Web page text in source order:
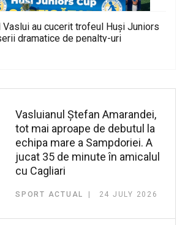
Vaslui au cucerit trofeul Huși Juniors
dramatice de penalty-uri
Vasluianul Ștefan Amarandei,
tot mai aproape de debutul la
echipa mare a Sampdoriei. A
jucat 35 de minute în amicalul
cu Cagliari
SPORT ACTUAL 24 JULY 2026